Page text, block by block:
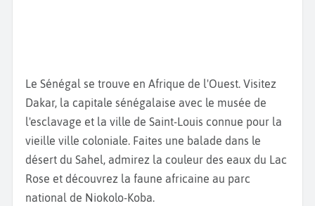
Rendez-vous ensuite au Palais présidentiel. Baladez-
vous dans le jardin environnant du palais et admirez
l'architecture du bâtiment, qui symbolise le pouvoir
et l’histoire politique du pays. LaPlace de
l'Indépendance, qui se trouve non loin du palais, est
aussi un endroit emblématique à visiter. Lors de
Le Sénégal se trouve en Afrique de l'Ouest. Visitez
Dakar, la capitale sénégalaise avec le musée de
l'esclavage et la ville de Saint-Louis connue pour la
vieille ville coloniale. Faites une balade dans le
désert du Sahel, admirez la couleur des eaux du Lac
Rose et découvrez la faune africaine au parc
national de Niokolo-Koba.